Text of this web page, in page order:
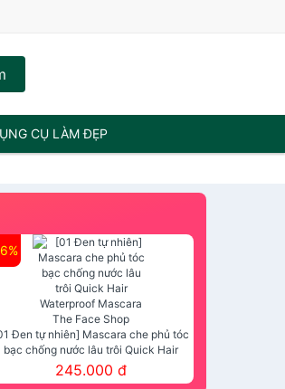
CỤ LÀM ĐẸP
Đen tự nhiên] Mascara che phủ tóc
bạc chống nước lâu trôi Quick Hair
Waterproof Mascara The Face Shop
245.000 đ